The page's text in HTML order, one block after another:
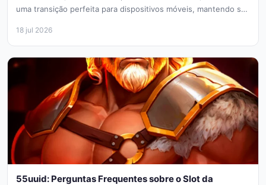
uma transição perfeita para dispositivos móveis, mantendo sua
18 jul 2026
55uuid: Perguntas Frequentes sobre o Slot da